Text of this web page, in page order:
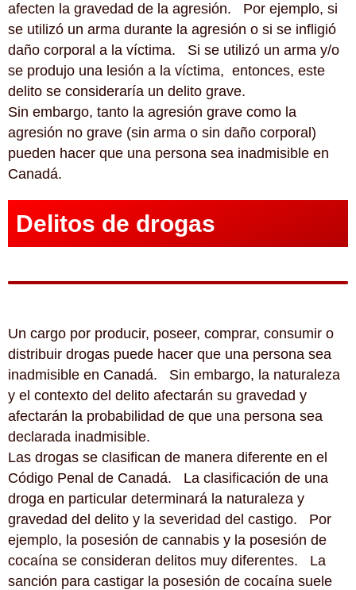
afecten la gravedad de la agresión. Por ejemplo, si
se utilizó un arma durante la agresión o si se infligió
daño corporal a la víctima. Si se utilizó un arma y/o
se produjo una lesión a la víctima, entonces, este
delito se consideraría un delito grave.
Sin embargo, tanto la agresión grave como la
agresión no grave (sin arma o sin daño corporal)
pueden hacer que una persona sea inadmisible en
Canadá.
Delitos de drogas
Un cargo por producir, poseer, comprar, consumir o
distribuir drogas puede hacer que una persona sea
inadmisible en Canadá. Sin embargo, la naturaleza
y el contexto del delito afectarán su gravedad y
afectarán la probabilidad de que una persona sea
declarada inadmisible.
Las drogas se clasifican de manera diferente en el
Código Penal de Canadá. La clasificación de una
droga en particular determinará la naturaleza y
gravedad del delito y la severidad del castigo. Por
ejemplo, la posesión de cannabis y la posesión de
cocaína se consideran delitos muy diferentes. La
sanción para castigar la posesión de cocaína suele